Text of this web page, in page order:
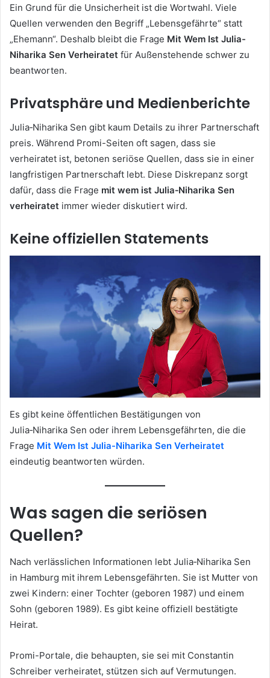
Ein Grund für die Unsicherheit ist die Wortwahl. Viele
Quellen verwenden den Begriff „Lebensgefährte“ statt
„Ehemann“. Deshalb bleibt die Frage Mit Wem Ist Julia-
Niharika Sen Verheiratet für Außenstehende schwer zu
beantworten.
Privatsphäre und Medienberichte
Julia‑Niharika Sen gibt kaum Details zu ihrer Partnerschaft
preis. Während Promi-Seiten oft sagen, dass sie
verheiratet ist, betonen seriöse Quellen, dass sie in einer
langfristigen Partnerschaft lebt. Diese Diskrepanz sorgt
dafür, dass die Frage mit wem ist Julia‑Niharika Sen
verheiratet immer wieder diskutiert wird.
Keine offiziellen Statements
Es gibt keine öffentlichen Bestätigungen von
Julia‑Niharika Sen oder ihrem Lebensgefährten, die die
Frage Mit Wem Ist Julia-Niharika Sen Verheiratet
eindeutig beantworten würden.
Was sagen die seriösen
Quellen?
Nach verlässlichen Informationen lebt Julia‑Niharika Sen
in Hamburg mit ihrem Lebensgefährten. Sie ist Mutter von
zwei Kindern: einer Tochter (geboren 1987) und einem
Sohn (geboren 1989). Es gibt keine offiziell bestätigte
Heirat.
Promi-Portale, die behaupten, sie sei mit Constantin
Schreiber verheiratet, stützen sich auf Vermutungen.